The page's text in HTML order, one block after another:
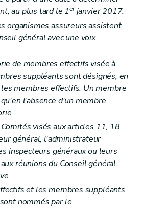
II Observatoire du crédit et de l'endettement
1
de service social
er
Agrément
II Subventionnement
III Contrôle et sanctions
sociale aux justiciables
er
II Services d'aide sociale aux justiciables
1 re
Missions
2
au plus tard le 1erjanvier 2017.
organismes assureurs assistent
général avec une voix
de membres effectifs visée à
suppléants sont désignés, en
membres effectifs. Un membre
l'absence d'un membre
visés aux articles 11, 18
général, l'administrateur
inspecteurs généraux ou leurs
réunions du Conseil général
et les membres suppléants
nommés par le